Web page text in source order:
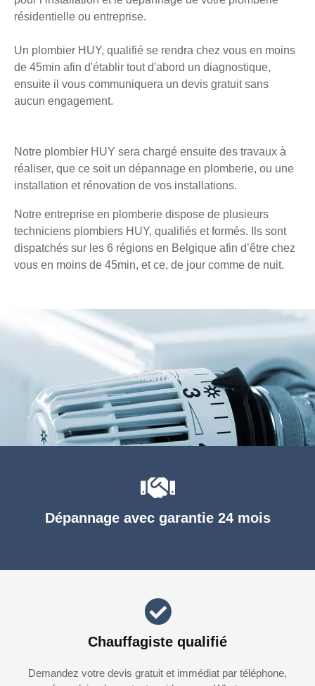
résidentielle ou entreprise.
Un plombier HUY, qualifié se rendra chez vous en moins
de 45min afin d'établir tout d'abord un diagnostique,
ensuite il vous communiquera un devis gratuit sans
aucun engagement.
Notre plombier HUY sera chargé ensuite des travaux à
réaliser, que ce soit un dépannage en plomberie, ou une
installation et rénovation de vos installations.
Notre entreprise en plomberie dispose de plusieurs
techniciens plombiers HUY, qualifiés et formés. Ils sont
dispatchés sur les 6 régions en Belgique afin d’être chez
vous en moins de 45min, et ce, de jour comme de nuit.
Dépannage avec garantie 24 mois
Chauffagiste qualifié
Demandez votre devis gratuit et immédiat par téléphone,
Chauffage